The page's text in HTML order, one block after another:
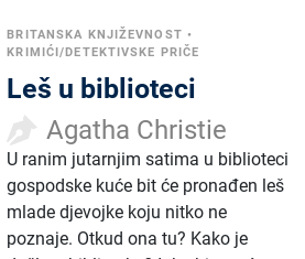
BRITANSKA KNJIŽEVNOST •
KRIMIĆI/DETEKTIVSKE PRIČE
Leš u biblioteci
Agatha Christie
U ranim jutarnjim satima u biblioteci
gospodske kuće bit će pronađen leš
mlade djevojke koju nitko ne
poznaje. Otkud ona tu? Kako je